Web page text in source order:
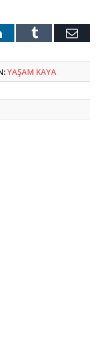
LinkedInTumblr E-
YAŞAM KAYA